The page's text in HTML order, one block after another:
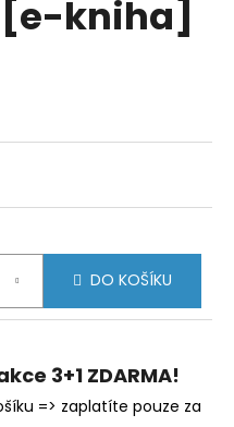
[e-kniha]
DO KOŠÍKU
3+1 ZDARMA!
=> zaplatíte pouze za